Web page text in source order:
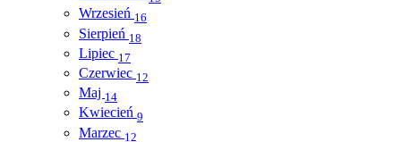
Wrzesień 16
Sierpień 18
Lipiec 17
Czerwiec 12
Maj 14
Kwiecień 9
Marzec 12